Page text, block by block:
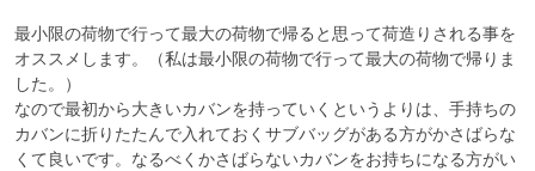
最小限の荷物で行って最大の荷物で帰ると思って荷造りされる事を
オススメします。（私は最小限の荷物で行って最大の荷物で帰りま
した。）
なので最初から大きいカバンを持っていくというよりは、手持ちの
カバンに折りたたんで入れておくサブバッグがある方がかさばらな
くて良いです。なるべくかさばらないカバンをお持ちになる方がい